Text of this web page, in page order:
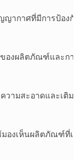
กาศที่มีการป้องกัน
องผลิตภัณฑ์และกา
ามสะอาดและเติม
องเห็นผลิตภัณฑ์ที่เห